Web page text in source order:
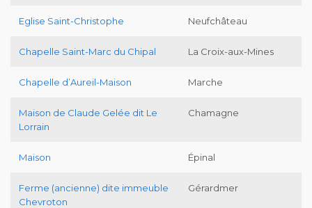
Eglise Saint-Christophe Neufchâteau
Chapelle Saint-Marc du Chipal La Croix-aux-Mines
Chapelle d’Aureil-Maison Marche
Maison de Claude Gelée dit Le
Lorrain
Chamagne
Maison Épinal
Ferme (ancienne) dite immeuble
Chevroton
Gérardmer